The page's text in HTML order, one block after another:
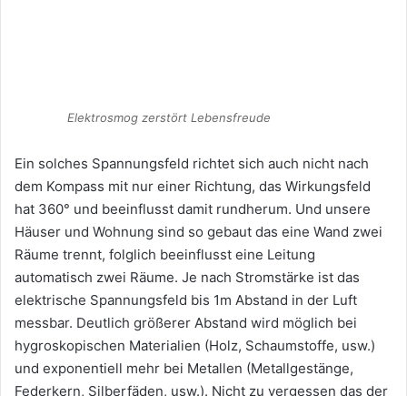
Elektrosmog zerstört Lebensfreude
Ein solches Spannungsfeld richtet sich auch nicht nach
dem Kompass mit nur einer Richtung, das Wirkungsfeld
hat 360° und beeinflusst damit rundherum. Und unsere
Häuser und Wohnung sind so gebaut das eine Wand zwei
Räume trennt, folglich beeinflusst eine Leitung
automatisch zwei Räume. Je nach Stromstärke ist das
elektrische Spannungsfeld bis 1m Abstand in der Luft
messbar. Deutlich größerer Abstand wird möglich bei
hygroskopischen Materialien (Holz, Schaumstoffe, usw.)
und exponentiell mehr bei Metallen (Metallgestänge,
Federkern, Silberfäden, usw.). Nicht zu vergessen das der